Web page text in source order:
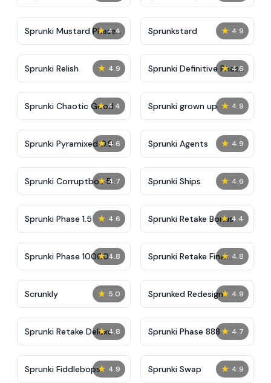
★ 4.4
Sprunki Mustard Phase
2
★ 4.9
Sprunkstard
★ 4.9
Sprunki Relish ★ 4.6
Sprunki Definitive Phase
7
★ 4.4
Sprunki Chaotic Good ★ 4.9
Sprunki grown up
★ 4.6
Sprunki Pyramixed 0.9 ★ 4.9
Sprunki Agents
★ 4.7
Sprunki Corruptbox 5 ★ 4.6
Sprunki Ships
★ 4.6
Sprunki Phase 1.5 ★ 4.4
Sprunki Retake Bonus
★ 4.8
Sprunki Phase 10000 ★ 4.8
Sprunki Retake Final
Update
★ 5.0
Scrunkly ★ 4.9
Sprunked Redesign
★ 4.8
Sprunki Retake Deluxe ★ 4.7
Sprunki Phase 888
★ 4.9
Sprunki Fiddlebops ★ 4.9
Sprunki Swap